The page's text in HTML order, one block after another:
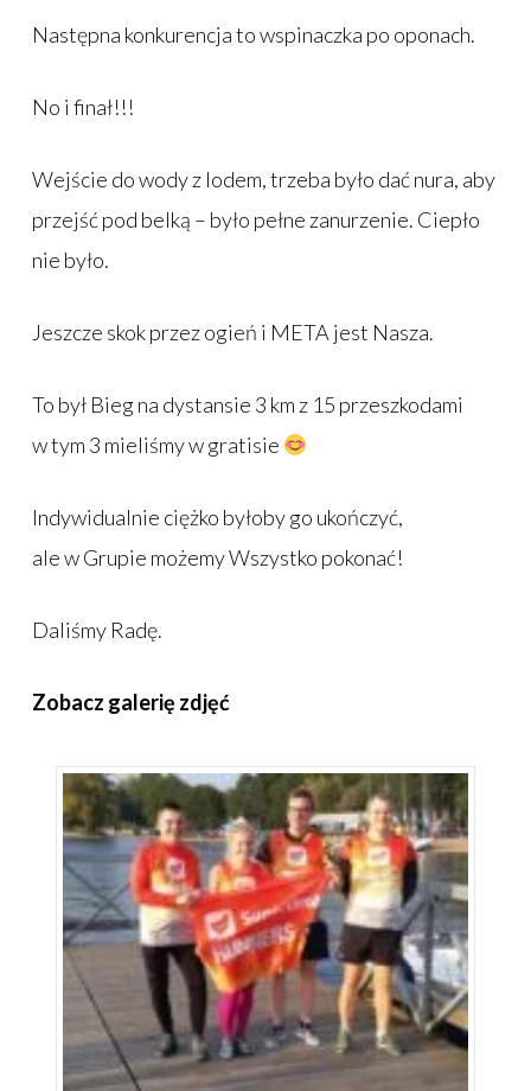
Następna konkurencja to wspinaczka po oponach.
No i finał!!!
Wejście do wody z lodem, trzeba było dać nura, aby
przejść pod belką – było pełne zanurzenie. Ciepło
nie było.
Jeszcze skok przez ogień i META jest Nasza.
To był Bieg na dystansie 3 km z 15 przeszkodami
w tym 3 mieliśmy w gratisie
Indywidualnie ciężko byłoby go ukończyć,
ale w Grupie możemy Wszystko pokonać!
Daliśmy Radę.
Zobacz galerię zdjęć